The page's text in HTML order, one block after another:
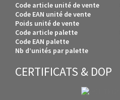
Code article unité de vente
Code EAN unité de vente
Poids unité de vente
Code article palette
Code EAN palette
Nb d’unités par palette
CERTIFICATS & DOP